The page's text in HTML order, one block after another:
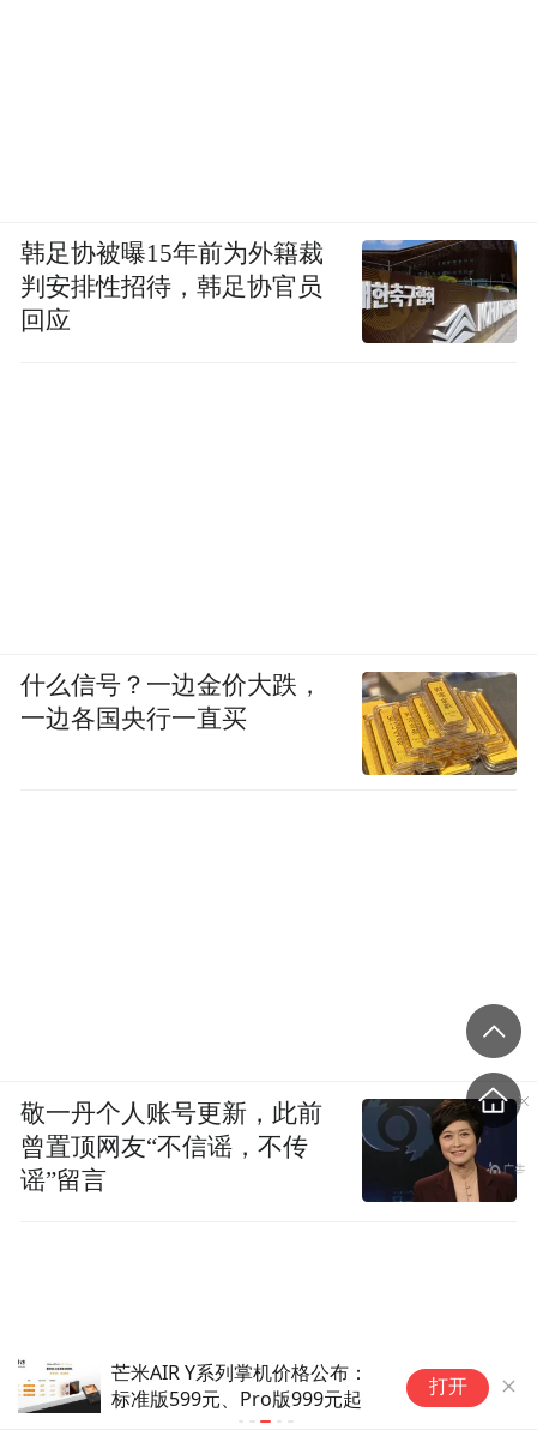
芒米AIR Y系列掌机价格公布：
标准版599元、Pro版999元起
打开
韩足协被曝15年前为外籍裁
判安排性招待，韩足协官员
回应
什么信号？一边金价大跌，
一边各国央行一直买
敬一丹个人账号更新，此前
曾置顶网友“不信谣，不传
谣”留言